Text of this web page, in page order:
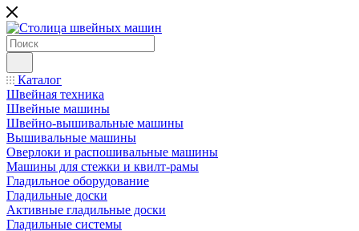
Каталог
Швейная техника
Швейные машины
Швейно-вышивальные машины
Вышивальные машины
Оверлоки и распошивальные машины
Машины для стежки и квилт-рамы
Гладильное оборудование
Гладильные доски
Активные гладильные доски
Гладильные системы